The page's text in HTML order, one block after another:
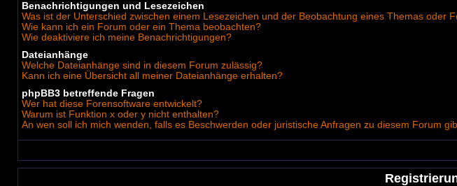
Benachrichtigungen und Lesezeichen
Was ist der Unterschied zwischen einem Lesezeichen und der Beobachtung eines Themas oder
Wie kann ich ein Forum oder ein Thema beobachten?
Wie deaktiviere ich meine Benachrichtigungen?
Dateianhänge
Welche Dateianhänge sind in diesem Forum zulässig?
Kann ich eine Übersicht all meiner Dateianhänge erhalten?
phpBB3 betreffende Fragen
Wer hat diese Forensoftware entwickelt?
Warum ist Funktion x oder y nicht enthalten?
An wen soll ich mich wenden, falls es Beschwerden oder juristische Anfragen zu diesem Forum